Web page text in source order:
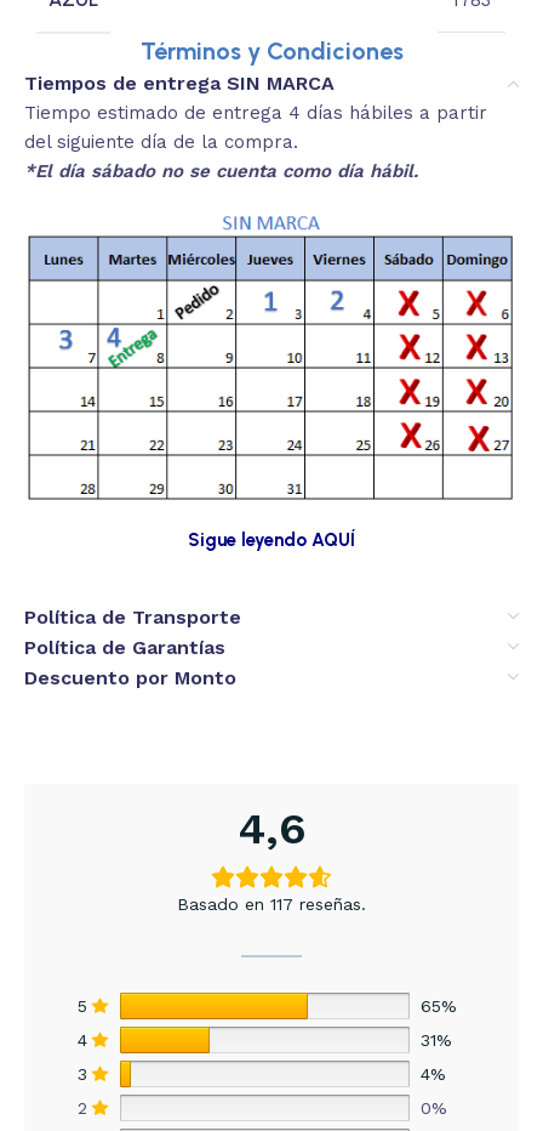
Términos y Condiciones
Tiempos de entrega SIN MARCA
Tiempo estimado de entrega 4 días hábiles a partir
del siguiente día de la compra.
*El día sábado no se cuenta como día hábil.
Sigue leyendo AQUÍ
Política de Transporte
Política de Garantías
Descuento por Monto
4,6
Basado en 117 reseñas.
5
65%
4
31%
3
4%
2
0%